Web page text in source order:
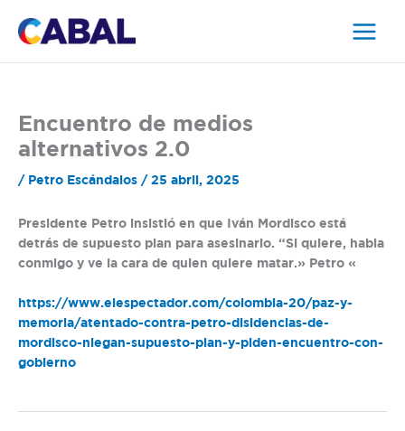
Encuentro de medios
alternativos 2.0
/ Petro Escándalos / 25 abril, 2025
Presidente Petro insistió en que Iván Mordisco está
detrás de supuesto plan para asesinarlo. “Si quiere, habla
conmigo y ve la cara de quien quiere matar.» Petro «
https://www.elespectador.com/colombia-20/paz-y-
memoria/atentado-contra-petro-disidencias-de-
mordisco-niegan-supuesto-plan-y-piden-encuentro-con-
gobierno